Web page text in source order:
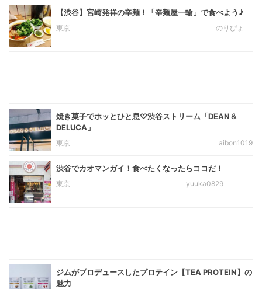
【渋谷】宮崎発祥の辛麺！「辛麺屋一輪」で食べよう♪
東京 のりぴょ
焼き菓子でホッとひと息♡渋谷ストリーム「DEAN＆
DELUCA」
東京 aibon1019
渋谷でカオマンガイ！食べたくなったらココだ！
東京 yuuka0829
ジムがプロデュースしたプロテイン【TEA PROTEIN】の
魅力